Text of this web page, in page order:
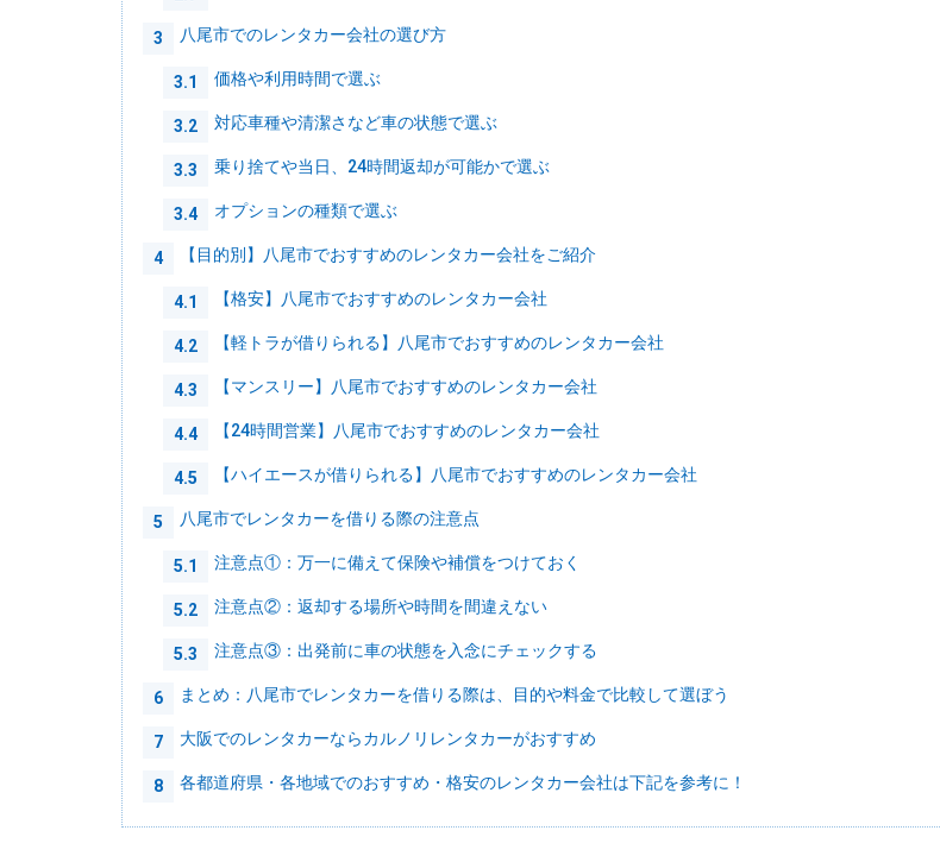
3 八尾市でのレンタカー会社の選び方
3.1 価格や利用時間で選ぶ
3.2 対応車種や清潔さなど車の状態で選ぶ
3.3 乗り捨てや当日、24時間返却が可能かで選ぶ
3.4 オプションの種類で選ぶ
4 【目的別】八尾市でおすすめのレンタカー会社をご紹介
4.1 【格安】八尾市でおすすめのレンタカー会社
4.2 【軽トラが借りられる】八尾市でおすすめのレンタカー会社
4.3 【マンスリー】八尾市でおすすめのレンタカー会社
4.4 【24時間営業】八尾市でおすすめのレンタカー会社
4.5 【ハイエースが借りられる】八尾市でおすすめのレンタカー会社
5 八尾市でレンタカーを借りる際の注意点
5.1 注意点①：万一に備えて保険や補償をつけておく
5.2 注意点②：返却する場所や時間を間違えない
5.3 注意点③：出発前に車の状態を入念にチェックする
6 まとめ：八尾市でレンタカーを借りる際は、目的や料金で比較して選ぼう
7 大阪でのレンタカーならカルノリレンタカーがおすすめ
8 各都道府県・各地域でのおすすめ・格安のレンタカー会社は下記を参考に！